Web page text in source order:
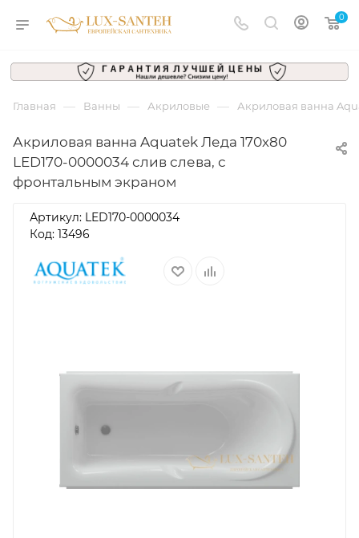
0
Главная — Ванны — Акриловые — Акриловая ванна
Акриловая ванна Aquatek Леда 170х80
LED170-0000034 слив слева, с
фронтальным экраном
Артикул: LED170-0000034
Код: 13496